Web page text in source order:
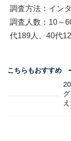
調査方法：イン
調査人数：10～
代189人、40代
こちらもおすすめ